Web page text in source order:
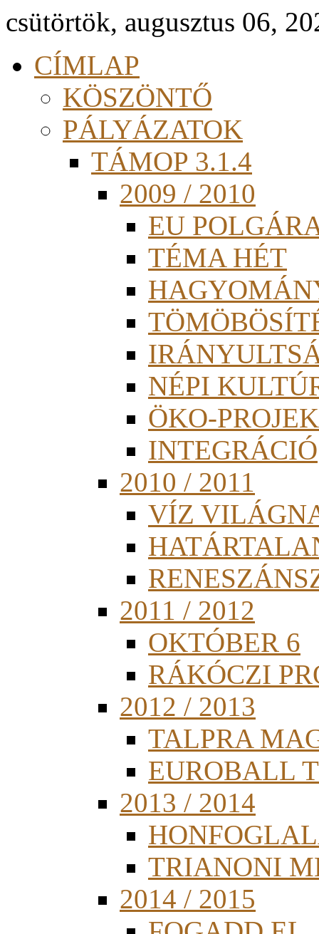
csütörtök, augusztus 06,
CÍMLAP
KÖSZÖNTŐ
PÁLYÁZATOK
TÁMOP 3.1.4
2009 / 2010
EU
TÉMA HÉT
NÉPI
ÖKO-
INTEGRÁCIÓ
2010 / 2011
VÍZ
2011 / 2012
OKTÓBER 6
RÁKÓCZI
2012 / 2013
TALPRA
EUROBALL
2013 / 2014
TRIANONI
2014 / 2015